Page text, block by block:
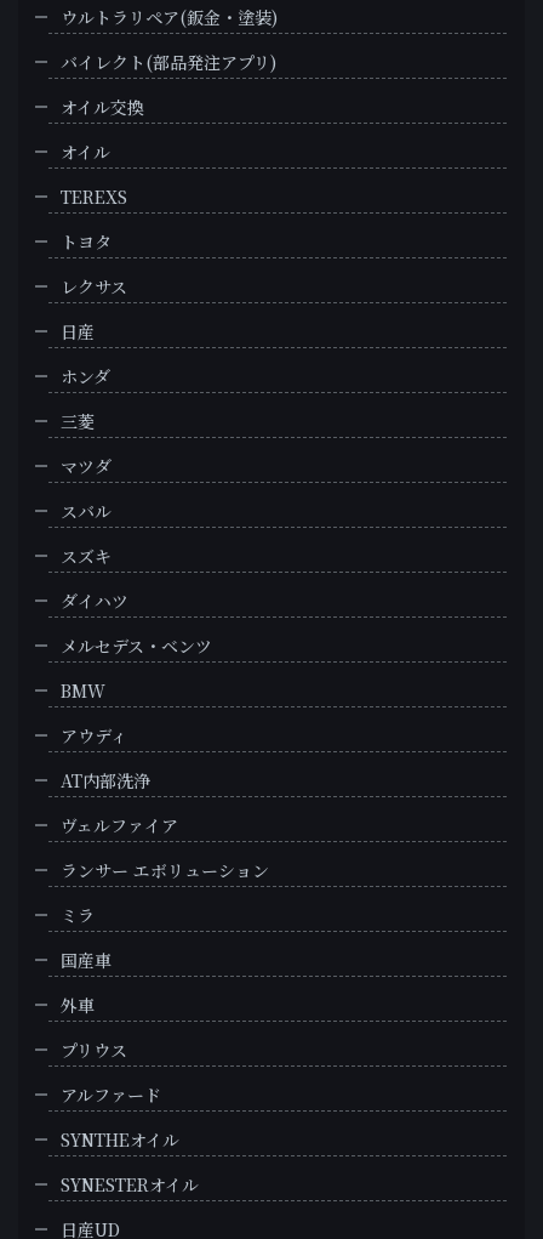
ウルトラリペア(鈑金・塗装)
バイレクト(部品発注アプリ)
オイル交換
オイル
TEREXS
トヨタ
レクサス
日産
ホンダ
三菱
マツダ
スバル
スズキ
ダイハツ
メルセデス・ベンツ
BMW
アウディ
AT内部洗浄
ヴェルファイア
ランサー エボリューション
ミラ
国産車
外車
プリウス
アルファード
SYNTHEオイル
SYNESTERオイル
日産UD